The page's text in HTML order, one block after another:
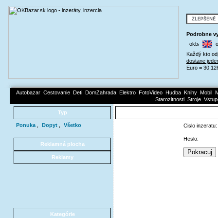
Podrobne
Každý kto
dostane
Euro =
Autobazar Cestovanie Deti DomZahrada Elektro FotoVideo Hudba Knihy Mobil
Starozitnosti Stroje
Typ
Ponuka Dopyt Všetko
Reklamná plocha
Reklamy
Kategórie
Cislo inzeratu:
Heslo: